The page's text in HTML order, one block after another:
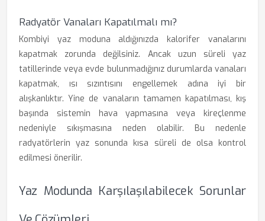
Radyatör Vanaları Kapatılmalı mı?
Kombiyi yaz moduna aldığınızda kalorifer vanalarını
kapatmak zorunda değilsiniz. Ancak uzun süreli yaz
tatillerinde veya evde bulunmadığınız durumlarda vanaları
kapatmak, ısı sızıntısını engellemek adına iyi bir
alışkanlıktır. Yine de vanaların tamamen kapatılması, kış
başında sistemin hava yapmasına veya kireçlenme
nedeniyle sıkışmasına neden olabilir. Bu nedenle
radyatörlerin yaz sonunda kısa süreli de olsa kontrol
edilmesi önerilir.
Yaz Modunda Karşılaşılabilecek Sorunlar